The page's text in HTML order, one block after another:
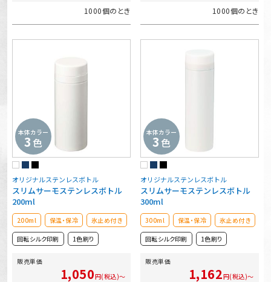
1000個のとき 1000個のとき
本体カラー
3色
オリジナルステンレスボトル
スリムサーモステンレスボトル
200ml
200ml 保温・保冷 氷止め付き
回転シルク印刷 1色刷り
販売単価
1,050円(税込)～
本体カラー
3色
オリジナルステンレスボトル
スリムサーモステンレスボトル
300ml
300ml 保温・保冷 氷止め付き
回転シルク印刷 1色刷り
販売単価
1,162円(税込)～